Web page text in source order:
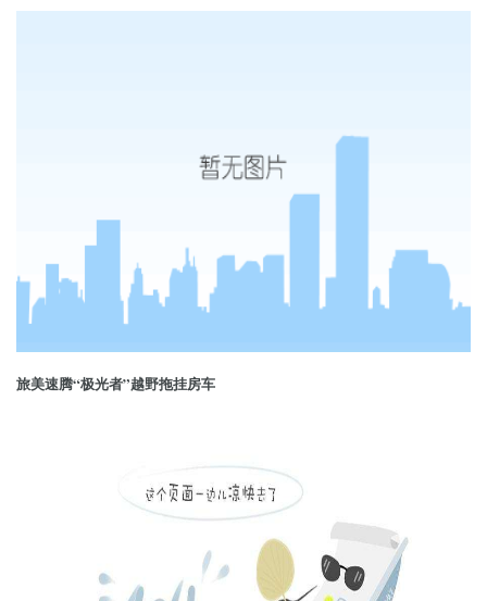
旅美速腾“极光者”越野拖挂房车